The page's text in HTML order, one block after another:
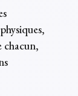
chacun,